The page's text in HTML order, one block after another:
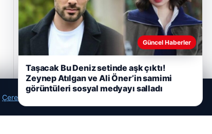
Hastaş Beton
26/05/2026
Çerez Politikamız
Güncel Haberler
Taşacak Bu Deniz setinde aşk çıktı!
Zeynep Atılgan ve Ali Öner’in samimi
görüntüleri sosyal medyayı salladı